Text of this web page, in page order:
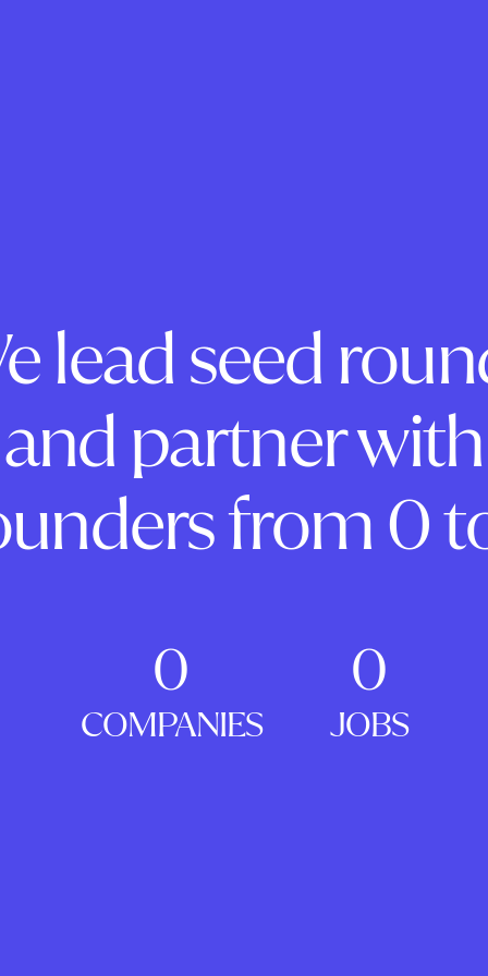
lead seed
and partner with
from 0
0
COMPANIES
0
JOBS